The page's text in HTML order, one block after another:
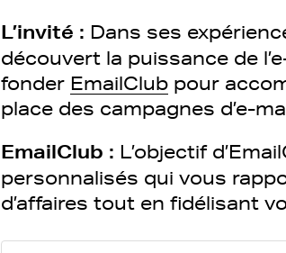
L’invité : Dans ses
découvert la puissance de
fonder EmailClub pour
place des campagnes d’e-
EmailClub : L’objectif
personnalisés qui vous
d’affaires tout en fidélisant